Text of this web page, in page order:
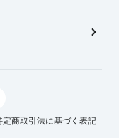
定商取引法に基づく表記